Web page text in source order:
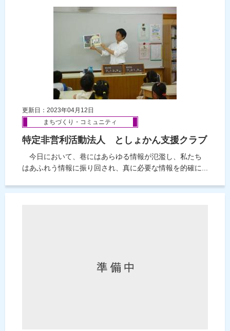
更新日：2023年04月12日
まちづくり・コミュニティ
特定非営利活動法人 としょかん支援クラブ
今日において、巷にはあらゆる情報が氾濫し、私たち
はあふれう情報に振り回され、真に必要な情報を的確に...